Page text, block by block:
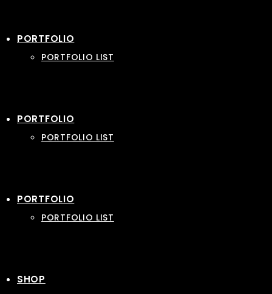
PORTFOLIO
PORTFOLIO LIST
PORTFOLIO
PORTFOLIO LIST
PORTFOLIO
PORTFOLIO LIST
SHOP